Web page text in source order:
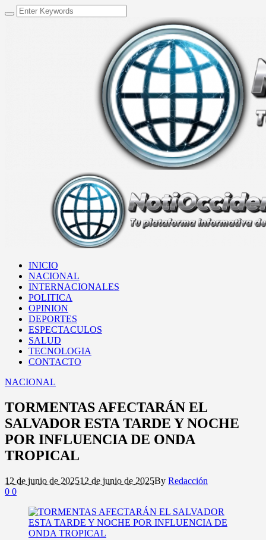
INICIO
NACIONAL
INTERNACIONALES
POLITICA
OPINION
DEPORTES
ESPECTACULOS
SALUD
TECNOLOGIA
CONTACTO
NACIONAL
TORMENTAS AFECTARÁN EL
SALVADOR ESTA TARDE Y NOCHE
POR INFLUENCIA DE ONDA
TROPICAL
12 de junio de 202512 de junio de 2025By Redacción
0 0